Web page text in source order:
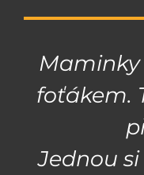
Maminky
foťákem.
Jednou